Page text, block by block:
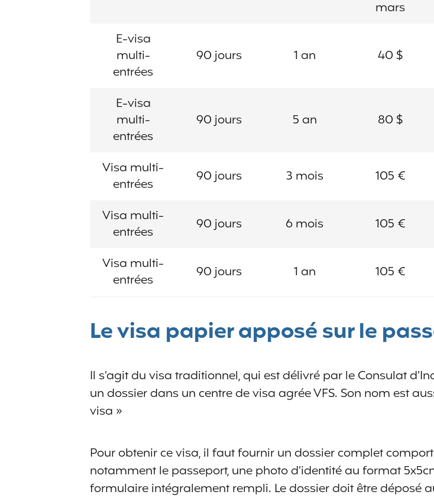
mars
E-visa
multi-
entrées
90 jours 1 an 40 $
E-visa
multi-
entrées
90 jours 5 an 80 $
Visa multi-
entrées
90 jours 3 mois 105 €
Visa multi-
entrées
90 jours 6 mois 105 €
Visa multi-
entrées
90 jours 1 an 105 €
Le visa papier apposé sur le
Il s’agit du visa traditionnel, qui est délivré par le Consulat
un dossier dans un centre de visa agrée VFS. Son nom est
visa »
Pour obtenir ce visa, il faut fournir un dossier complet
notamment le passeport, une photo d’identité au format
formulaire intégralement rempli. Le dossier doit être déposé